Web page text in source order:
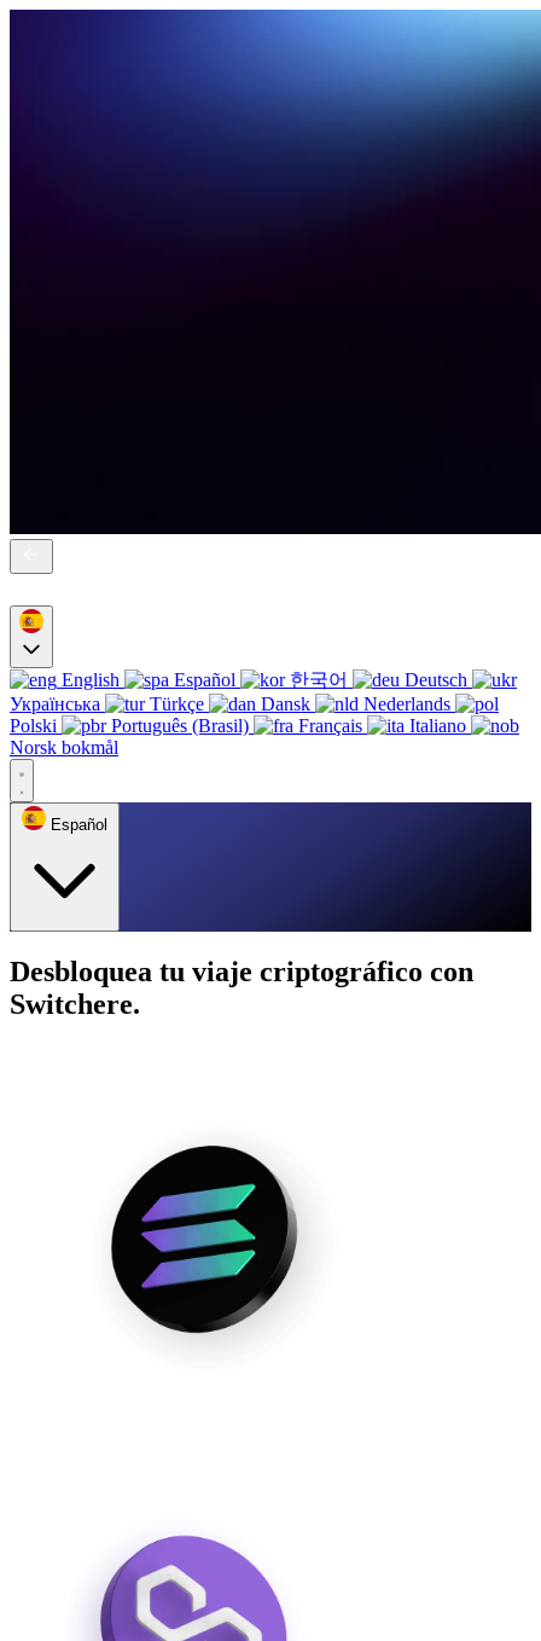
English Español 한국어
Deutsch
Українська
Türkçe Dansk
Nederlands
Polski
Português (Brasil) Français
Italiano
Norsk bokmål
Español
Desbloquea tu viaje criptográfico con
Switchere.